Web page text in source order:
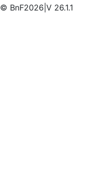
© BnF2026 V 26.1.1